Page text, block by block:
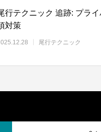
行テクニック 追跡: プラ
対策
尾行テクニック